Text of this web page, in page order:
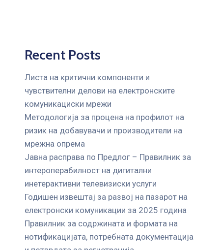
Recent Posts
Листа на критични компоненти и
чувствителни делови на електронските
комуникациски мрежи
Mетодологија за процена на профилот на
ризик на добавувачи и производители на
мрежна опрема
Јавна расправа по Предлог – Правилник за
интероперабилност на дигитални
инетерактивни телевизиски услуги
Годишен извештај за развој на пазарот на
електронски комуникации за 2025 година
Правилник за содржината и формата на
нотификацијата, потребната документација